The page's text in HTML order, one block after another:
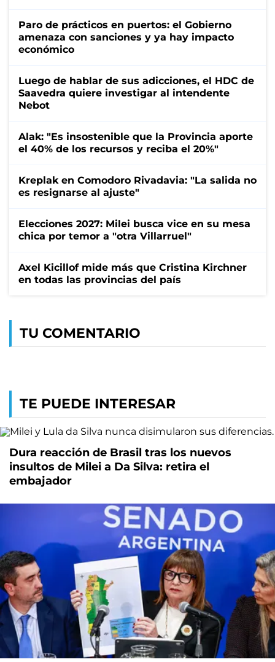
Paro de prácticos en puertos: el Gobierno
amenaza con sanciones y ya hay impacto
económico
Luego de hablar de sus adicciones, el HDC de
Saavedra quiere investigar al intendente
Nebot
Alak: "Es insostenible que la Provincia aporte
el 40% de los recursos y reciba el 20%"
Kreplak en Comodoro Rivadavia: "La salida no
es resignarse al ajuste"
Elecciones 2027: Milei busca vice en su mesa
chica por temor a "otra Villarruel"
Axel Kicillof mide más que Cristina Kirchner
en todas las provincias del país
TU COMENTARIO
TE PUEDE INTERESAR
Dura reacción de Brasil tras los nuevos
insultos de Milei a Da Silva: retira el
embajador